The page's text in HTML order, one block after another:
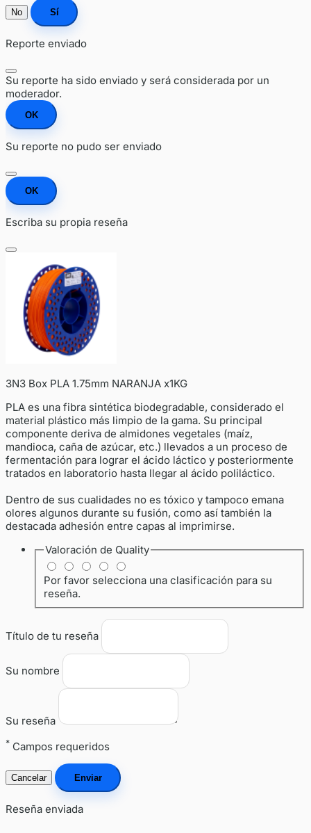
No Sí
Reporte enviado
Su reporte ha sido enviado y será considerada por un
moderador.
OK
Su reporte no pudo ser enviado
OK
Escriba su propia reseña
3N3 Box PLA 1.75mm NARANJA x1KG
PLA es una fibra sintética biodegradable, considerado el
material plástico más limpio de la gama. Su principal
componente deriva de almidones vegetales (maíz,
mandioca, caña de azúcar, etc.) llevados a un proceso de
fermentación para lograr el ácido láctico y posteriormente
tratados en laboratorio hasta llegar al ácido poliláctico.
Dentro de sus cualidades no es tóxico y tampoco emana
olores algunos durante su fusión, como así también la
destacada adhesión entre capas al imprimirse.
Valoración de Quality
Por favor selecciona una clasificación para su
reseña.
Título de tu reseña
Su nombre
Su reseña
* Campos requeridos
Cancelar Enviar
Reseña enviada